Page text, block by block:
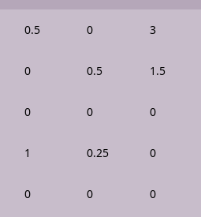
0.5 0 3
0 0.5 1.5
0 0 0
1 0.25 0
0 0 0